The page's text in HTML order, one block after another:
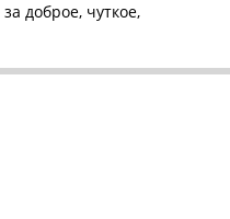
доброе, чуткое,